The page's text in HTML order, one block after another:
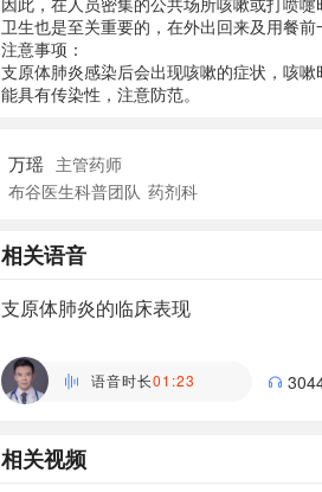
卫生也是至关重要的，在外出回来及用餐前
注意事项：
支原体肺炎感染后会出现咳嗽的症状，咳
能具有传染性，注意防范。
万瑶 主管药师
布谷医生科普团队 药剂科
相关语音
支原体肺炎的临床表现
副主任医师 | 全科 深圳市宝安区人民医院
语音时长01:23
相关视频